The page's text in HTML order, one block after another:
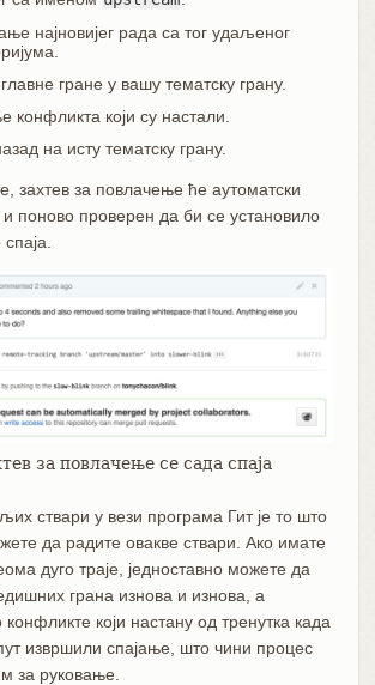
најновијег рада са тог удаљеног
гране у вашу тематску грану.
конфликта који су настали.
на исту тематску грану.
захтев за повлачење ће аутоматски
поново проверен да би се установило
за повлачење се сада спаја
ствари у вези програма Гит је то што
да радите овакве ствари. Ако имате
дуго траје, једноставно можете да
грана изнова и изнова, а
који настану од тренутка када
извршили спајање, што чини процес
за руковање.